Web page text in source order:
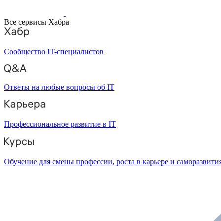
Все сервисы Хабра
Сообщество IT-специалистов
Ответы на любые вопросы об IT
Профессиональное развитие в IT
Обучение для смены профессии, роста в карьере и